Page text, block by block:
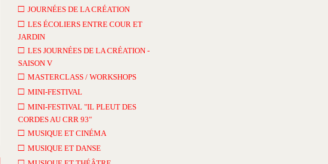
□ JOURNÉES DE LA CRÉATION
□ LES ÉCOLIERS ENTRE COUR ET
JARDIN
□ LES JOURNÉES DE LA CRÉATION -
SAISON V
□ MASTERCLASS / WORKSHOPS
□ MINI-FESTIVAL
□ MINI-FESTIVAL "IL PLEUT DES
CORDES AU CRR 93"
□ MUSIQUE ET CINÉMA
□ MUSIQUE ET DANSE